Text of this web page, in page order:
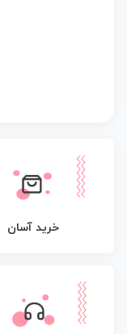
خرید آسان